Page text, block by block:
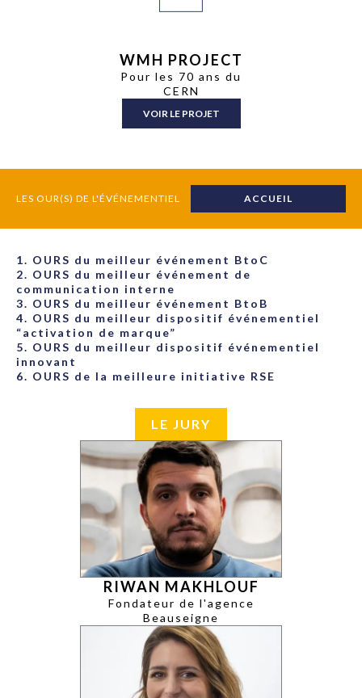
WMH PROJECT
Pour les 70 ans du
CERN
VOIR LE PROJET
LES OUR(S) DE L'ÉVÉNEMENTIEL ACCUEIL
1. OURS du meilleur événement BtoC
2. OURS du meilleur événement de
communication interne
3. OURS du meilleur événement BtoB
4. OURS du meilleur dispositif événementiel
“activation de marque”
5. OURS du meilleur dispositif événementiel
innovant
6. OURS de la meilleure initiative RSE
LE JURY
RIWAN MAKHLOUF
Fondateur de l'agence
Beauseigne